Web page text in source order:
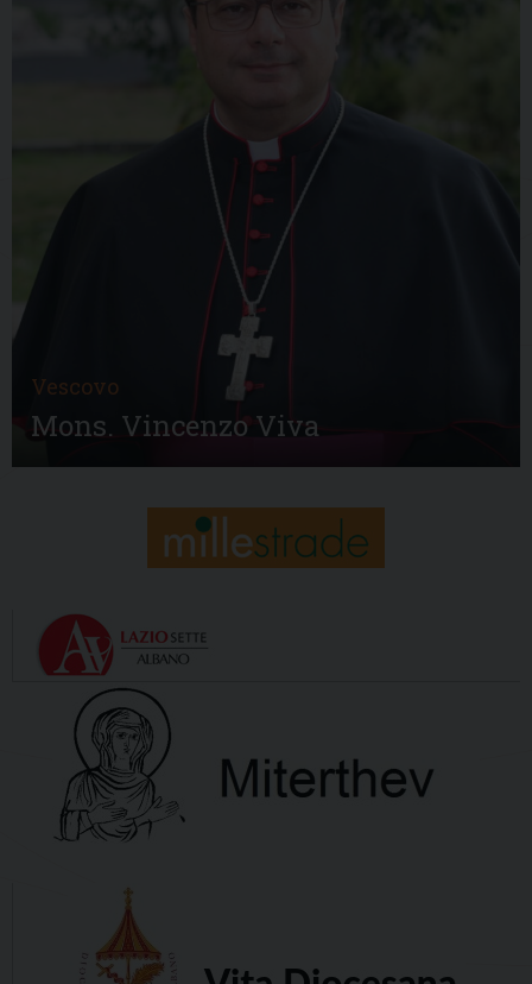
Vescovo
Mons. Vincenzo Viva